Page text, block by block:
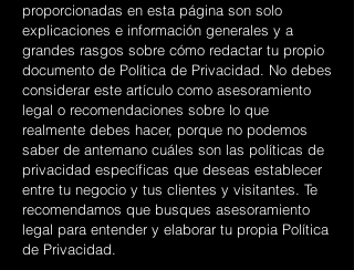
proporcionadas en esta página son solo
explicaciones e información generales y a
grandes rasgos sobre cómo redactar tu propio
documento de Política de Privacidad. No debes
considerar este artículo como asesoramiento
legal o recomendaciones sobre lo que
realmente debes hacer, porque no podemos
saber de antemano cuáles son las políticas de
privacidad específicas que deseas establecer
entre tu negocio y tus clientes y visitantes. Te
recomendamos que busques asesoramiento
legal para entender y elaborar tu propia Política
de Privacidad.